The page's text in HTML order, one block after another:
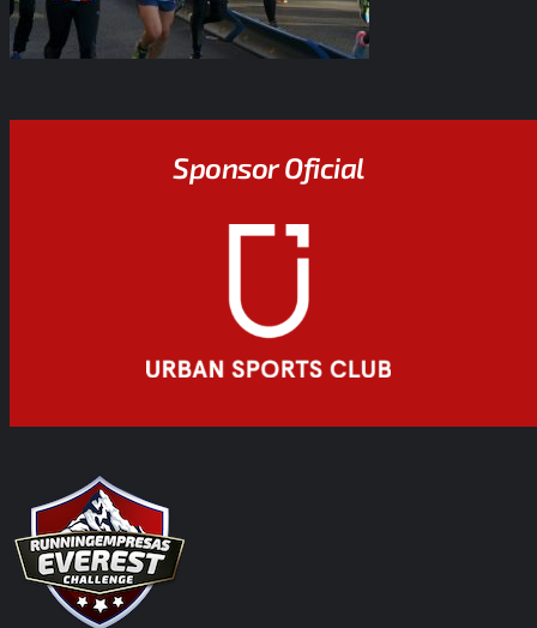
Sponsor Oficial